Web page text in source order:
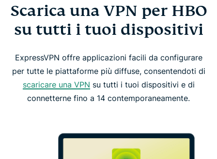
Scarica una VPN per HBO
su tutti i tuoi dispositivi
ExpressVPN offre applicazioni facili da configurare
per tutte le piattaforme più diffuse, consentendoti di
scaricare una VPN su tutti i tuoi dispositivi e di
connetterne fino a 14 contemporaneamente.